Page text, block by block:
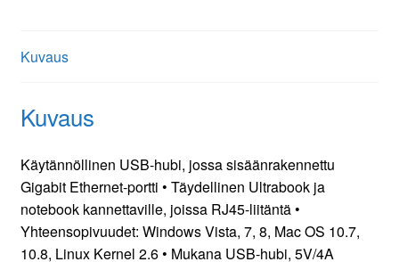
Kuvaus
Kuvaus
Käytännöllinen USB-hubi, jossa sisäänrakennettu
Gigabit Ethernet-portti • Täydellinen Ultrabook ja
notebook kannettaville, joissa RJ45-liitäntä •
Yhteensopivuudet: Windows Vista, 7, 8, Mac OS 10.7,
10.8, Linux Kernel 2.6 • Mukana USB-hubi, 5V/4A